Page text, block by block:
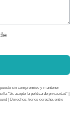
sin compromiso y mantener
“Sí, acepto la política de privacidad” |
| Derechos: tienes derecho, entre